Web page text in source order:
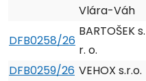
Vlára-Váh
DFB0258/26
BARTOŠEK s.
r. o.
DFB0259/26 VEHOX s.r.o.